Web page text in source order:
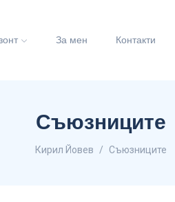
За мен Контакти
Съюзниците
Кирил Йовев Съюзниците